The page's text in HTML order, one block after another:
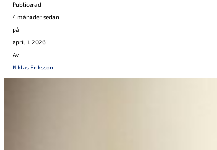
Publicerad
4 månader sedan
på
april 1, 2026
Av
Niklas Eriksson